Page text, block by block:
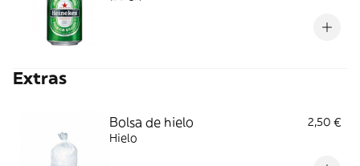
Extras
Bolsa de hielo
2,50 €
Hielo